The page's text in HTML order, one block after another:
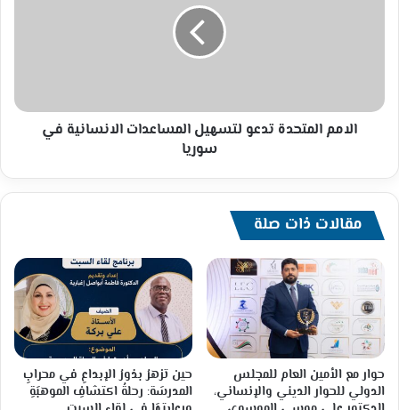
الامم المتحدة تدعو لتسهيل المساعدات الانسانية في
سوريا
مقالات ذات صلة
حوار مع الأمين العام للمجلس
الدولي للحوار الديني والإنساني،
حين تزهرُ بذورُ الإبداعِ في محرابِ
المدرسَة: رحلةُ اكتشافِ الموهبَةِ